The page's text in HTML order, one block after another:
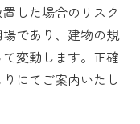
した場合のリスク
であり、建物の規
変動します。正確
にてご案内いたし